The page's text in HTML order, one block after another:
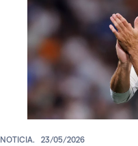
NOTICIA. 23/05/2026